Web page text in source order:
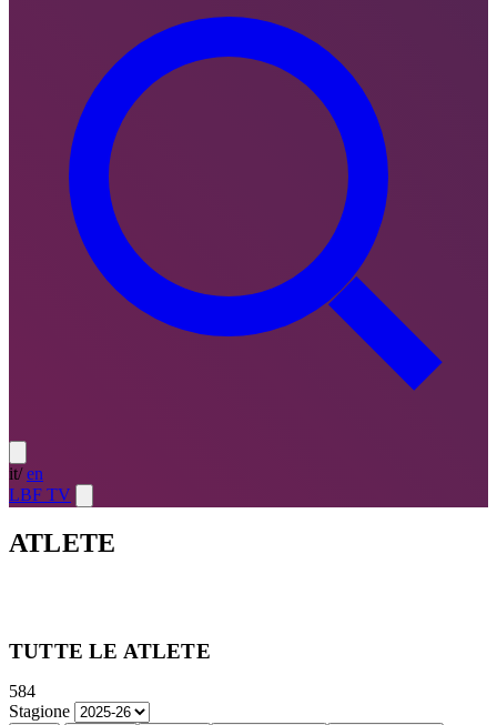
it/ en
LBF TV
ATLETE
TUTTE LE ATLETE
584
Stagione